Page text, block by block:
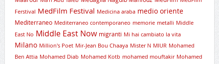
Ferstival MedFilm Festival Medicina araba medio oriente
Mediterraneo Mediterraneo contemporaneo memorie metalli Middle
East No Middle East Now migranti Mi hai cambiato la vita
Milano Million's Poet Mir-Jean Bou Chaaya Mister N MIUR Mohamed
Ben Attia Mohamed Diab Mohamed Kotb mohamed mouftakir Mohamed